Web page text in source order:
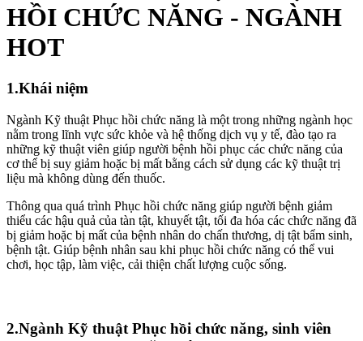
HỒI CHỨC NĂNG - NGÀNH
HOT
1.Khái niệm
Ngành Kỹ thuật Phục hồi chức năng là một trong những ngành học
nằm trong lĩnh vực sức khỏe và hệ thống dịch vụ y tế, đào tạo ra
những kỹ thuật viên giúp người bệnh hồi phục các chức năng của
cơ thể bị suy giảm hoặc bị mất bằng cách sử dụng các kỹ thuật trị
liệu mà không dùng đến thuốc.
Thông qua quá trình Phục hồi chức năng giúp người bệnh giảm
thiểu các hậu quả của tàn tật, khuyết tật, tối đa hóa các chức năng đã
bị giảm hoặc bị mất của bệnh nhân do chấn thương, dị tật bẩm sinh,
bệnh tật. Giúp bệnh nhân sau khi phục hồi chức năng có thể vui
chơi, học tập, làm việc, cải thiện chất lượng cuộc sống.
2.Ngành Kỹ thuật Phục hồi chức năng, sinh viên